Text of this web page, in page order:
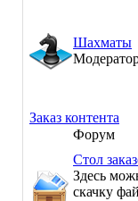
Шахматы
Заказ контента
Форум
Стол
Здесь
скачку